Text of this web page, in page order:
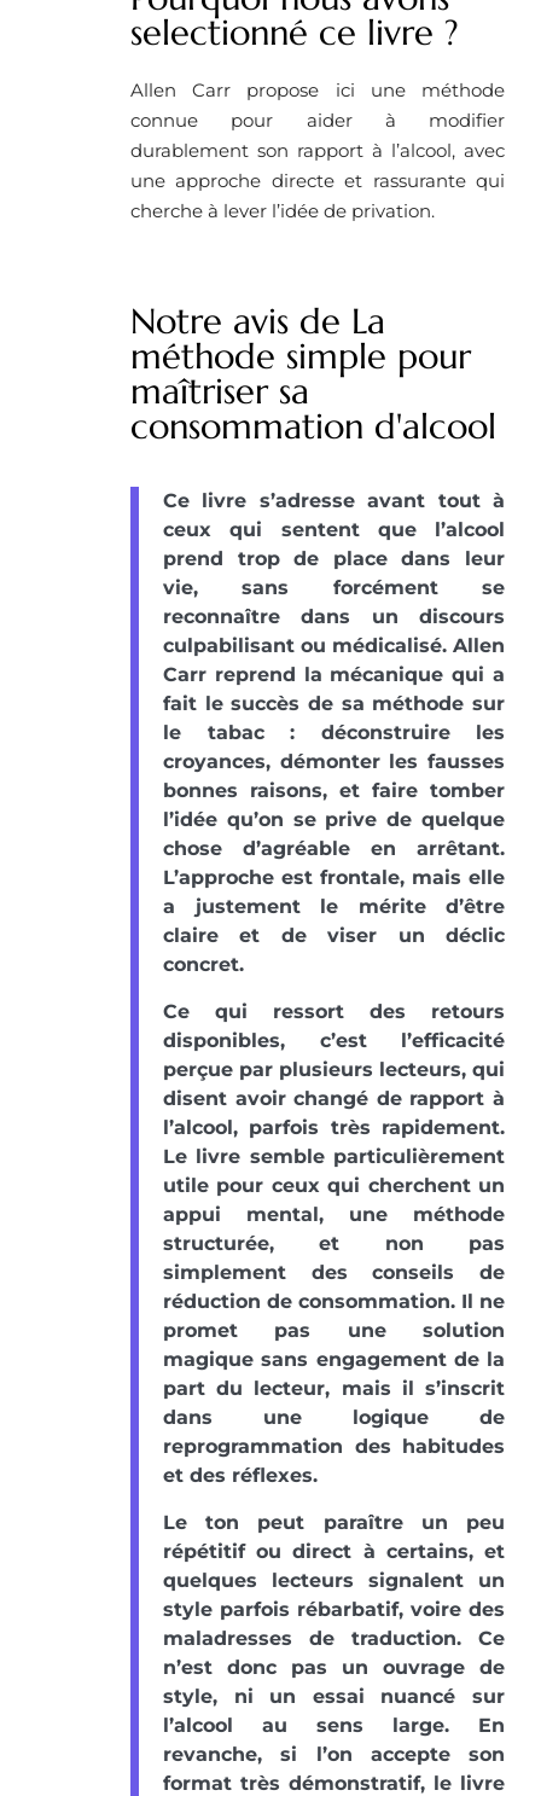
selectionné ce livre ?
Allen Carr propose ici une méthode
connue pour aider à modifier
durablement son rapport à l’alcool, avec
une approche directe et rassurante qui
cherche à lever l’idée de privation.
Notre avis de La
méthode simple pour
maîtriser sa
consommation d'alcool
Ce livre s’adresse avant tout à
ceux qui sentent que l’alcool
prend trop de place dans leur
vie, sans forcément se
reconnaître dans un discours
culpabilisant ou médicalisé. Allen
Carr reprend la mécanique qui a
fait le succès de sa méthode sur
le tabac : déconstruire les
croyances, démonter les fausses
bonnes raisons, et faire tomber
l’idée qu’on se prive de quelque
chose d’agréable en arrêtant.
L’approche est frontale, mais elle
a justement le mérite d’être
claire et de viser un déclic
concret.
Ce qui ressort des retours
disponibles, c’est l’efficacité
perçue par plusieurs lecteurs, qui
disent avoir changé de rapport à
l’alcool, parfois très rapidement.
Le livre semble particulièrement
utile pour ceux qui cherchent un
appui mental, une méthode
structurée, et non pas
simplement des conseils de
réduction de consommation. Il ne
promet pas une solution
magique sans engagement de la
part du lecteur, mais il s’inscrit
dans une logique de
reprogrammation des habitudes
et des réflexes.
Le ton peut paraître un peu
répétitif ou direct à certains, et
quelques lecteurs signalent un
style parfois rébarbatif, voire des
maladresses de traduction. Ce
n’est donc pas un ouvrage de
style, ni un essai nuancé sur
l’alcool au sens large. En
revanche, si l’on accepte son
format très démonstratif, le livre